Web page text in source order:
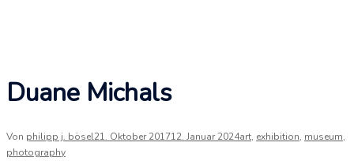
Duane Michals
Von philipp j. bösel21. Oktober 201712. Januar 2024art, exhibition, museum,
photography